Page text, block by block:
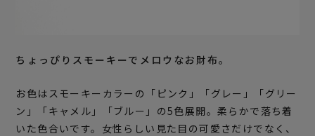
ちょっぴりスモーキーでメロウなお財布。
お色はスモーキーカラーの「ピンク」「グレー」「グリー
ン」「キャメル」「ブルー」の5色展開。柔らかで落ち着
いた色合いです。女性らしい見た目の可愛さだけでなく、